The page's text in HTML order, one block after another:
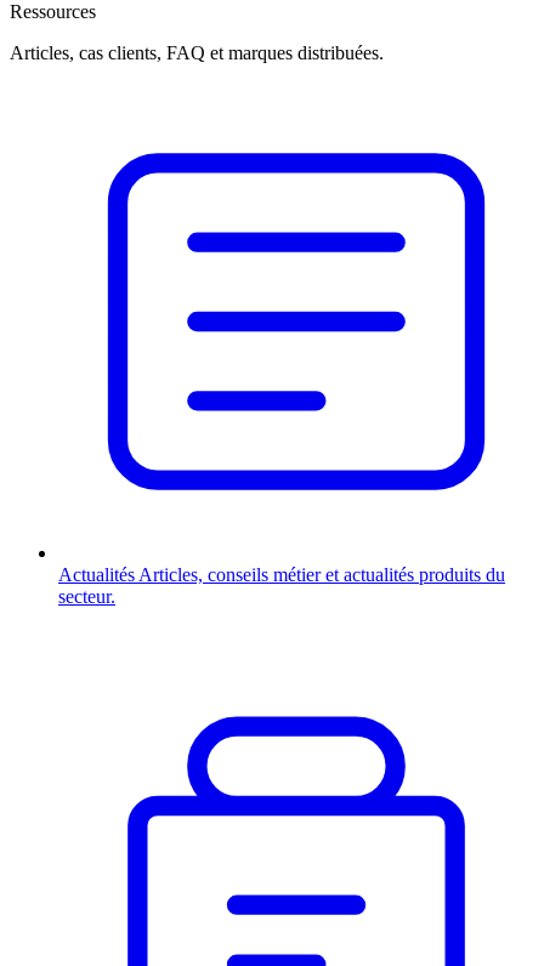
Ressources
Articles, cas clients, FAQ et marques distribuées.
Actualités Articles, conseils métier et actualités produits du
secteur.